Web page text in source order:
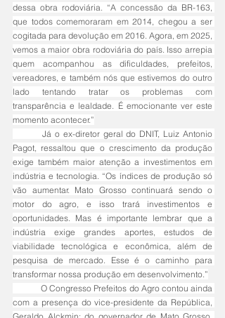
dessa obra rodoviária. “A concessão da BR-163,
que todos comemoraram em 2014, chegou a ser
cogitada para devolução em 2016. Agora, em 2025,
vemos a maior obra rodoviária do país. Isso arrepia
quem acompanhou as dificuldades, prefeitos,
vereadores, e também nós que estivemos do outro
lado tentando tratar os problemas com
transparência e lealdade. É emocionante ver este
momento acontecer.”
Pagot, ressaltou que o crescimento da produção
exige também maior atenção a investimentos em
indústria e tecnologia. “Os índices de produção só
vão aumentar. Mato Grosso continuará sendo o
motor do agro, e isso trará investimentos e
oportunidades. Mas é importante lembrar que a
indústria exige grandes aportes, estudos de
viabilidade tecnológica e econômica, além de
pesquisa de mercado. Esse é o caminho para
transformar nossa produção em desenvolvimento.”
	O Congresso Prefeitos do Agro contou ainda
com a presença do vice-presidente da República,